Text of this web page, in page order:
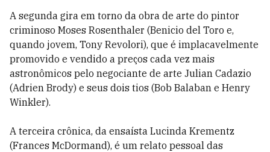
A segunda gira em torno da obra de arte do pintor
criminoso Moses Rosenthaler (Benicio del Toro e,
quando jovem, Tony Revolori), que é implacavelmente
promovido e vendido a preços cada vez mais
astronômicos pelo negociante de arte Julian Cadazio
(Adrien Brody) e seus dois tios (Bob Balaban e Henry
Winkler).
A terceira crônica, da ensaísta Lucinda Krementz
(Frances McDormand), é um relato pessoal das